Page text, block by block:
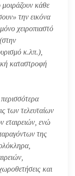
μοιράζουν κάθε
την εικόνα
χειροπιαστό
κ.λπ.),
καταστροφή
των τελευταίων
εταιρειών, ενώ
της
και